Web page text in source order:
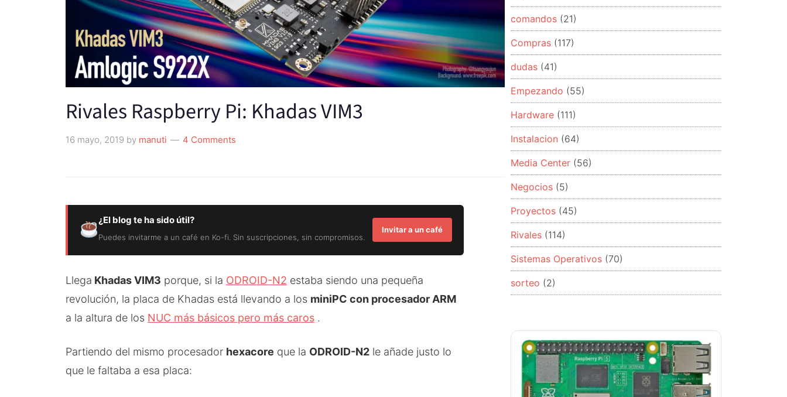
Rivales Raspberry Pi: Khadas VIM3
16 mayo, 2019 by manuti 4 Comments
¿El blog te ha sido útil?
Puedes invitarme a un café en Ko-fi. Sin suscripciones, sin compromisos.
Invitar a un café
Llega Khadas VIM3 porque, si la ODROID-N2 estaba siendo una pequeña
revolución, la placa de Khadas está llevando a los miniPC con procesador ARM
a la altura de los NUC más básicos pero más caros .
Partiendo del mismo procesador hexacore que la ODROID-N2 le añade justo lo
que le faltaba a esa placa:
comandos (21)
Compras (117)
dudas (41)
Empezando (55)
Hardware (111)
Instalacion (64)
Media Center (56)
Negocios (5)
Proyectos (45)
Rivales (114)
Sistemas Operativos (70)
sorteo (2)